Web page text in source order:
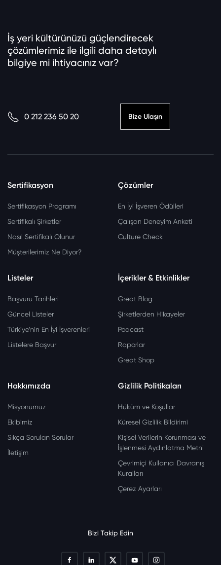
İş yeri kültürünüzü güçlendirecek
çözümlerimiz ile ilgili daha detaylı
bilgiye mi ihtiyacınız var?
0 212 236 50 20 Bize Ulaşın
Sertifikasyon
Sertifikasyon Programı
Sertifikalı Şirketler
Nasıl Sertifikalı Olunur
Müşterilerimiz Ne Diyor?
Çözümler
En İyi İşveren Ödülleri
Çalışan Deneyim Anketi
Culture Check
Listeler
Başvuru Tarihleri
Güncel Listeler
Türkiye’nin En İyi İşverenleri
Listelere Başvur
İçerikler & Etkinlikler
Great Blog
Şirketlerden Hikayeler
Podcast
Raporlar
Great Shop
Hakkımızda
Misyonumuz
Ekibimiz
Sıkça Sorulan Sorular
İletişim
Gizlilik Politikaları
Hüküm ve Koşullar
Küresel Gizlilik Bildirimi
Kişisel Verilerin Korunması ve
İşlenmesi Aydınlatma Metni
Çevrimiçi Kullanıcı Davranış
Kuralları
Çerez Ayarları
Bizi Takip Edin